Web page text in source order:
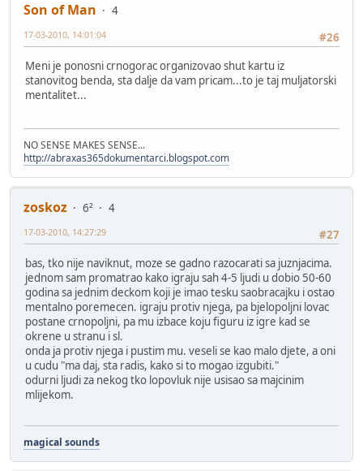
Son of Man
4
#26
17-03-2010, 14:01:04
Meni je ponosni crnogorac organizovao shut kartu iz
stanovitog benda, sta dalje da vam pricam...to je taj muljatorski
mentalitet...
NO SENSE MAKES SENSE...
http://abraxas365dokumentarci.blogspot.com
zoskoz 6²
4
#27
17-03-2010, 14:27:29
bas, tko nije naviknut, moze se gadno razocarati sa juznjacima.
jednom sam promatrao kako igraju sah 4-5 ljudi u dobio 50-60
godina sa jednim deckom koji je imao tesku saobracajku i ostao
mentalno poremecen. igraju protiv njega, pa bjelopoljni lovac
postane crnopoljni, pa mu izbace koju figuru iz igre kad se
okrene u stranu i sl.
onda ja protiv njega i pustim mu. veseli se kao malo djete, a oni
u cudu "ma daj, sta radis, kako si to mogao izgubiti."
odurni ljudi za nekog tko lopovluk nije usisao sa majcinim
mlijekom.
magical sounds